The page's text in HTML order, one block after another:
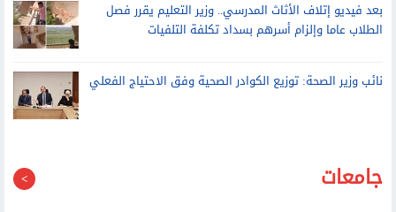
الطلاب عاما وإلزام أسرهم بسداد تكلفة التلفيات
جامعات